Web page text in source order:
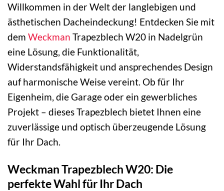
Willkommen in der Welt der langlebigen und
ästhetischen Dacheindeckung! Entdecken Sie mit
dem Weckman Trapezblech W20 in Nadelgrün
eine Lösung, die Funktionalität,
Widerstandsfähigkeit und ansprechendes Design
auf harmonische Weise vereint. Ob für Ihr
Eigenheim, die Garage oder ein gewerbliches
Projekt – dieses Trapezblech bietet Ihnen eine
zuverlässige und optisch überzeugende Lösung
für Ihr Dach.
Weckman Trapezblech W20: Die
perfekte Wahl für Ihr Dach